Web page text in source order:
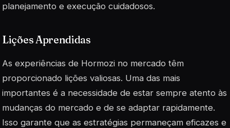
planejamento e execução cuidadosos.
Lições Aprendidas
As experiências de Hormozi no mercado têm
proporcionado lições valiosas. Uma das mais
importantes é a necessidade de estar sempre atento às
mudanças do mercado e de se adaptar rapidamente.
Isso garante que as estratégias permaneçam eficazes e